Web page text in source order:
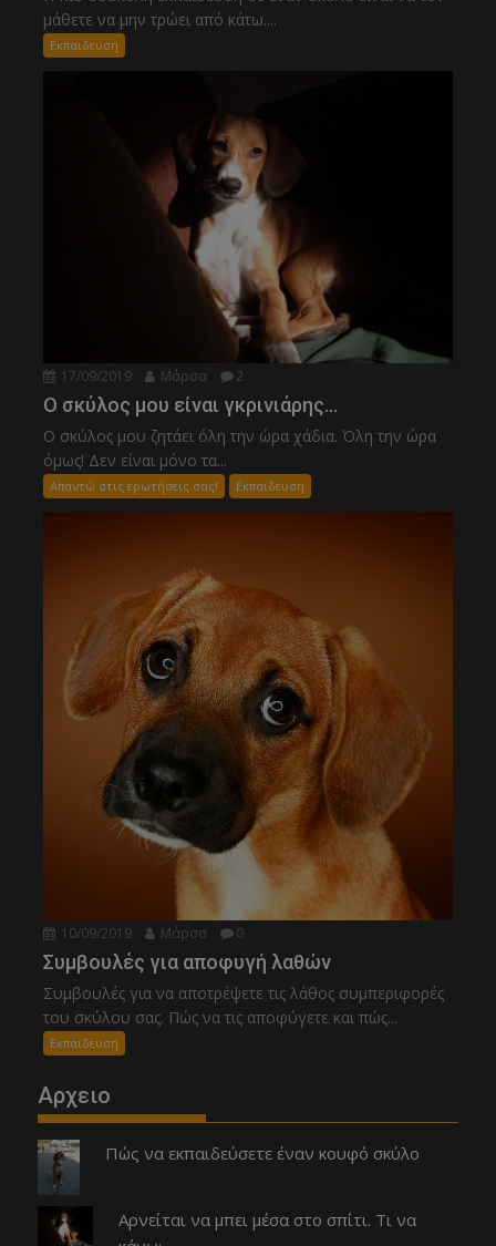
μάθετε να μην τρώει από κάτω....
Εκπαιδευση
17/09/2019 Μάρσα 2
Ο σκύλος μου είναι γκρινιάρης…
Ο σκύλος μου ζητάει όλη την ώρα χάδια. Όλη την ώρα
όμως! Δεν είναι μόνο τα...
Απαντώ στις ερωτήσεις σας! Εκπαιδευση
10/09/2019 Μάρσα 0
Συμβουλές για αποφυγή λαθών
Συμβουλές για να αποτρέψετε τις λάθος συμπεριφορές
του σκύλου σας. Πώς να τις αποφύγετε και πώς...
Εκπαιδευση
Αρχειο
Πώς να εκπαιδεύσετε έναν κουφό σκύλο
Αρνείται να μπει μέσα στο σπίτι. Τι να